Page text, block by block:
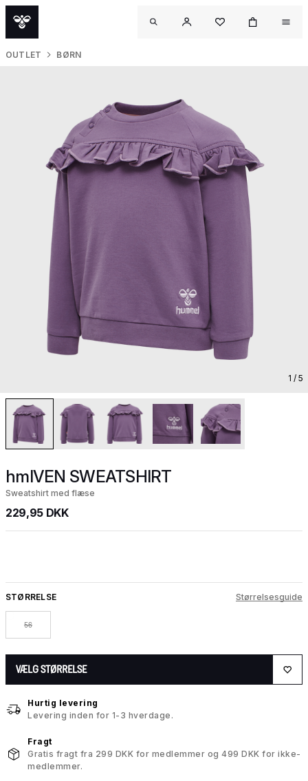
OUTLET BØRN
1 / 5
hmlVEN SWEATSHIRT
Sweatshirt med flæse
229,95 DKK
STØRRELSE Størrelsesguide
56
VÆLG STØRRELSE
Hurtig levering
Levering inden for 1-3 hverdage.
Fragt
Gratis fragt fra 299 DKK for medlemmer og 499 DKK for ikke-
medlemmer.